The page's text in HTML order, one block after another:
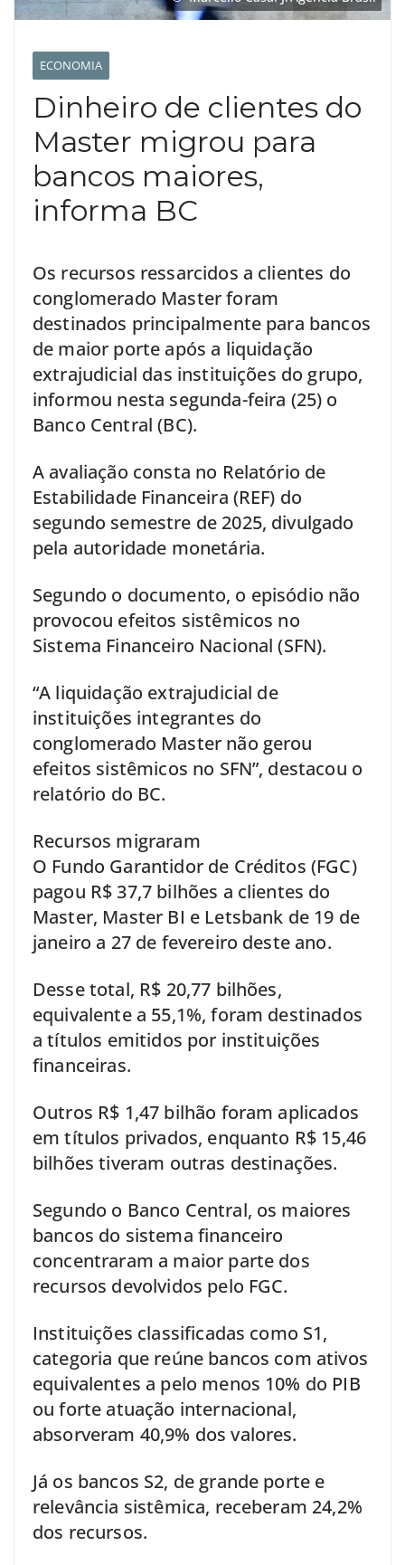
ECONOMIA
Dinheiro de clientes do
Master migrou para
bancos maiores,
informa BC
Os recursos ressarcidos a clientes do
conglomerado Master foram
destinados principalmente para bancos
de maior porte após a liquidação
extrajudicial das instituições do grupo,
informou nesta segunda-feira (25) o
Banco Central (BC).
A avaliação consta no Relatório de
Estabilidade Financeira (REF) do
segundo semestre de 2025, divulgado
pela autoridade monetária.
Segundo o documento, o episódio não
provocou efeitos sistêmicos no
Sistema Financeiro Nacional (SFN).
“A liquidação extrajudicial de
instituições integrantes do
conglomerado Master não gerou
efeitos sistêmicos no SFN”, destacou o
relatório do BC.
Recursos migraram
O Fundo Garantidor de Créditos (FGC)
pagou R$ 37,7 bilhões a clientes do
Master, Master BI e Letsbank de 19 de
janeiro a 27 de fevereiro deste ano.
Desse total, R$ 20,77 bilhões,
equivalente a 55,1%, foram destinados
a títulos emitidos por instituições
financeiras.
Outros R$ 1,47 bilhão foram aplicados
em títulos privados, enquanto R$ 15,46
bilhões tiveram outras destinações.
Segundo o Banco Central, os maiores
bancos do sistema financeiro
concentraram a maior parte dos
recursos devolvidos pelo FGC.
Instituições classificadas como S1,
categoria que reúne bancos com ativos
equivalentes a pelo menos 10% do PIB
ou forte atuação internacional,
absorveram 40,9% dos valores.
Já os bancos S2, de grande porte e
relevância sistêmica, receberam 24,2%
dos recursos.